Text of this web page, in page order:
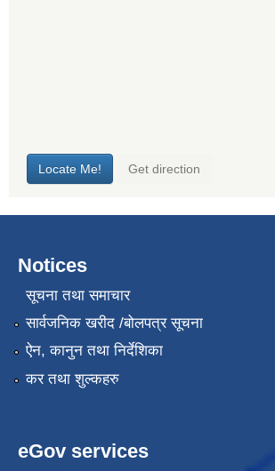
Notices
सूचना तथा समाचार
सार्वजनिक खरीद /बोलपत्र सूचना
ऐन, कानुन तथा निर्देशिका
कर तथा शुल्कहरु
eGov services